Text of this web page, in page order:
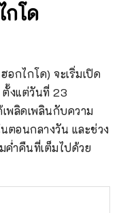
กโด
กไกโด) จะเริ่มเปิด
ตั้งแต่วันที่ 23
พลิดเพลินกับความ
ตอนกลางวัน และช่วง
ค่ำคืนที่เต็มไปด้วย